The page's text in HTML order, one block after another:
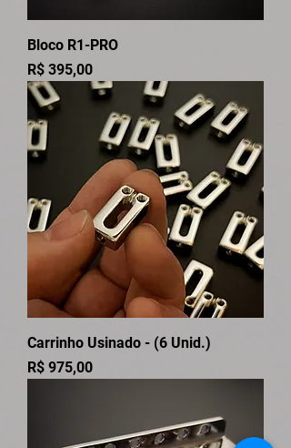
Bloco R1-PRO
Preço
R$ 395,00
Carrinho Usinado - (6 Unid.)
Preço
R$ 975,00